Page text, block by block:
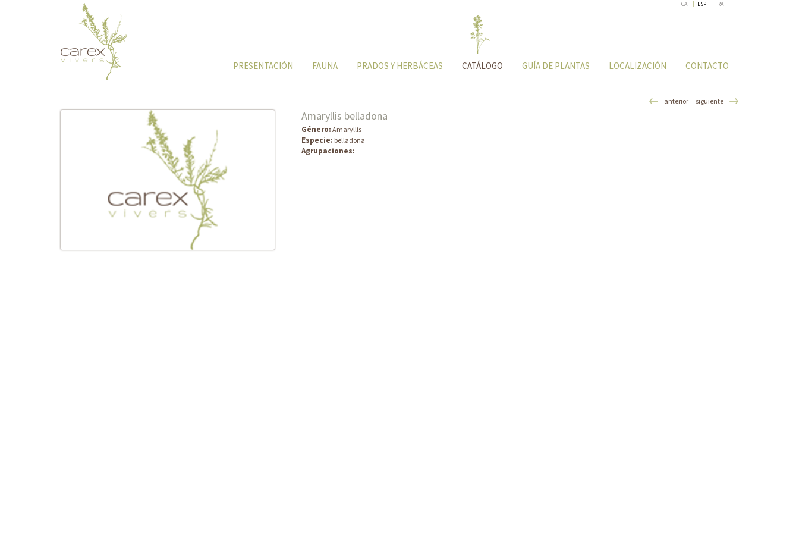
CAT | ESP | FRA
PRESENTACIÓN FAUNA PRADOS Y HERBÁCEAS CATÁLOGO GUÍA DE PLANTAS LOCALIZACIÓN CONTACTO
anterior siguiente
Amaryllis belladona
Género: Amaryllis
Especie: belladona
Agrupaciones: